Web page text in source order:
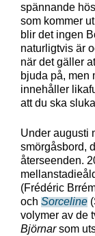
spännande
som kommer
blir det ingen
naturligtvis är
när det gäller
bjuda på, men
innehåller
att du ska
Under augusti
smörgåsbord,
återseenden.
(Frédéric
och Sorceline
volymer av de
Björnarsom